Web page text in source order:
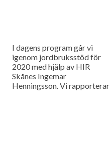
I dagens program går vi
igenom jordbruksstöd för
2020 med hjälp av HIR
Skånes Ingemar
Henningsson. Vi rapporterar